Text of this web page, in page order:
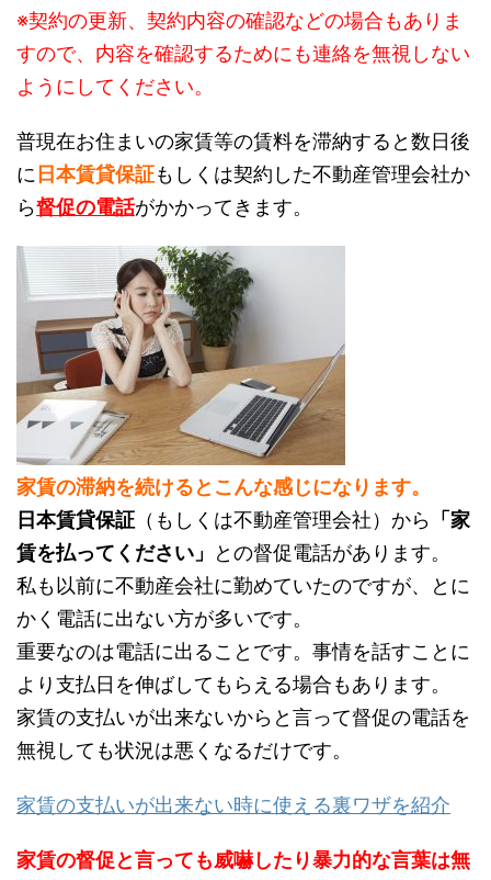
※契約の更新、契約内容の確認などの場合もありま
すので、内容を確認するためにも連絡を無視しない
ようにしてください。
普現在お住まいの家賃等の賃料を滞納すると数日後
に 日本賃貸保証もしくは契約した不動産管理会社か
ら督促の電話がかかってきます。
家賃の滞納を続けるとこんな感じになります。
日本賃貸保証 （もしくは不動産管理会社）から 「家
賃を払ってください」
との督促電話があります。
私も以前に不動産会社に勤めていたのですが、とに
かく電話に出ない方が多いです。
重要なのは電話に出ることです。事情を話すことに
より支払日を伸ばしてもらえる場合もあります。
家賃の支払いが出来ないからと言って督促の電話を
無視しても状況は悪くなるだけです。
家賃の支払いが出来ない時に使える裏ワザを紹介
家賃の督促と言っても威嚇したり暴力的な言葉は無